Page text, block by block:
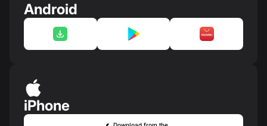
Android
iPhone